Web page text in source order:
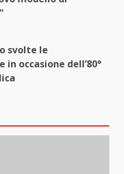
svolte le
occasione dell’80°